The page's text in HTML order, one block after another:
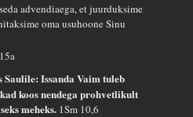
advendiaega, et juurduksime
oma usuhoone Sinu
Saulile: Issanda Vaim tuleb
koos nendega prohvetlikult
meheks. 1Sm 10,6